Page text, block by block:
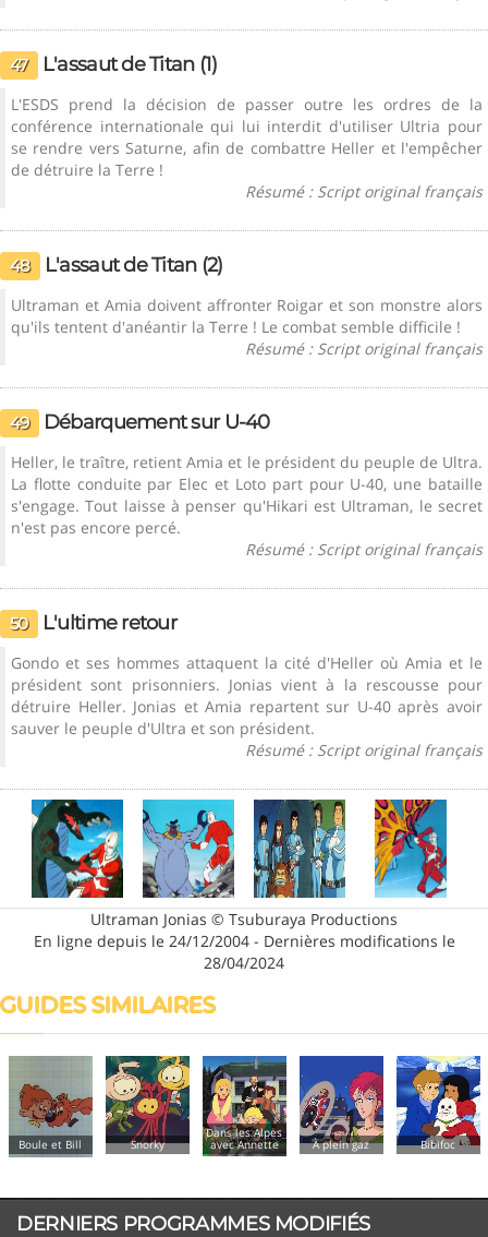
47 L'assaut de Titan (1)
L'ESDS prend la décision de passer outre les ordres de la
conférence internationale qui lui interdit d'utiliser Ultria pour
se rendre vers Saturne, afin de combattre Heller et l'empêcher
de détruire la Terre !
Résumé : Script original français
48 L'assaut de Titan (2)
Ultraman et Amia doivent affronter Roigar et son monstre alors
qu'ils tentent d'anéantir la Terre ! Le combat semble difficile !
Résumé : Script original français
49 Débarquement sur U-40
Heller, le traître, retient Amia et le président du peuple de Ultra.
La flotte conduite par Elec et Loto part pour U-40, une bataille
s'engage. Tout laisse à penser qu'Hikari est Ultraman, le secret
n'est pas encore percé.
Résumé : Script original français
50 L'ultime retour
Gondo et ses hommes attaquent la cité d'Heller où Amia et le
président sont prisonniers. Jonias vient à la rescousse pour
détruire Heller. Jonias et Amia repartent sur U-40 après avoir
sauver le peuple d'Ultra et son président.
Résumé : Script original français
Ultraman Jonias © Tsuburaya Productions
En ligne depuis le 24/12/2004 - Dernières modifications le
28/04/2024
GUIDES SIMILAIRES
Snorky
Dans les Alpes
avec Annette À plein gaz Bibifoc
Creamy
merveilleuse
Creamy
DERNIERS PROGRAMMES MODIFIÉS